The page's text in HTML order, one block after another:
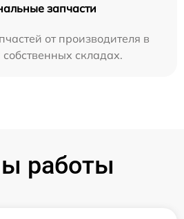
запчасти
от производителя в
складах.
работы